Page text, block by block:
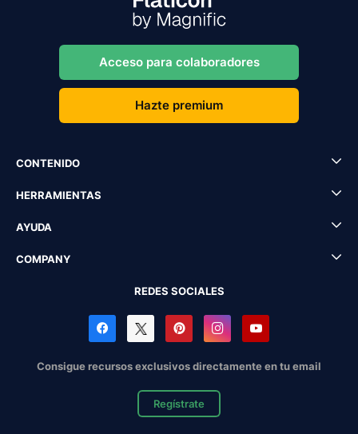
Acceso para colaboradores
Hazte premium
CONTENIDO
HERRAMIENTAS
AYUDA
COMPANY
REDES SOCIALES
Consigue recursos exclusivos directamente en tu email
Regístrate